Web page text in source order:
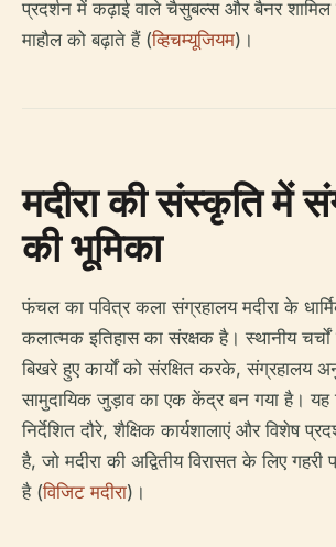
प्रदर्शन में कढ़ाई वाले चैसुबल्स और बैनर शामिल
माहौल को बढ़ाते हैं (व्हिचम्यूजियम)।
मदीरा की संस्कृति में
की भूमिका
फंचल का पवित्र कला संग्रहालय मदीरा के
कलात्मक इतिहास का संरक्षक है। स्थानीय
बिखरे हुए कार्यों को संरक्षित करके, संग्रहालय
सामुदायिक जुड़ाव का एक केंद्र बन गया है। यह
निर्देशित दौरे, शैक्षिक कार्यशालाएं और विशेष
है, जो मदीरा की अद्वितीय विरासत के लिए गहरी
है (विजिट मदीरा)।